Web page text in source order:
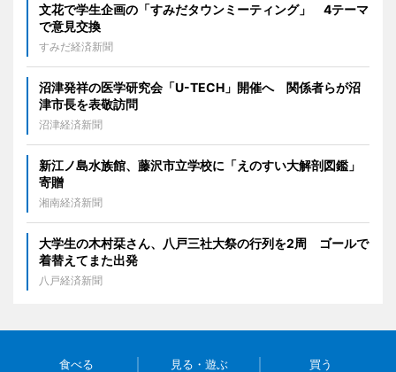
文花で学生企画の「すみだタウンミーティング」 4テーマ
で意見交換
すみだ経済新聞
沼津発祥の医学研究会「U-TECH」開催へ 関係者らが沼
津市長を表敬訪問
沼津経済新聞
新江ノ島水族館、藤沢市立学校に「えのすい大解剖図鑑」
寄贈
湘南経済新聞
大学生の木村栞さん、八戸三社大祭の行列を2周 ゴールで
着替えてまた出発
八戸経済新聞
食べる 見る・遊ぶ 買う